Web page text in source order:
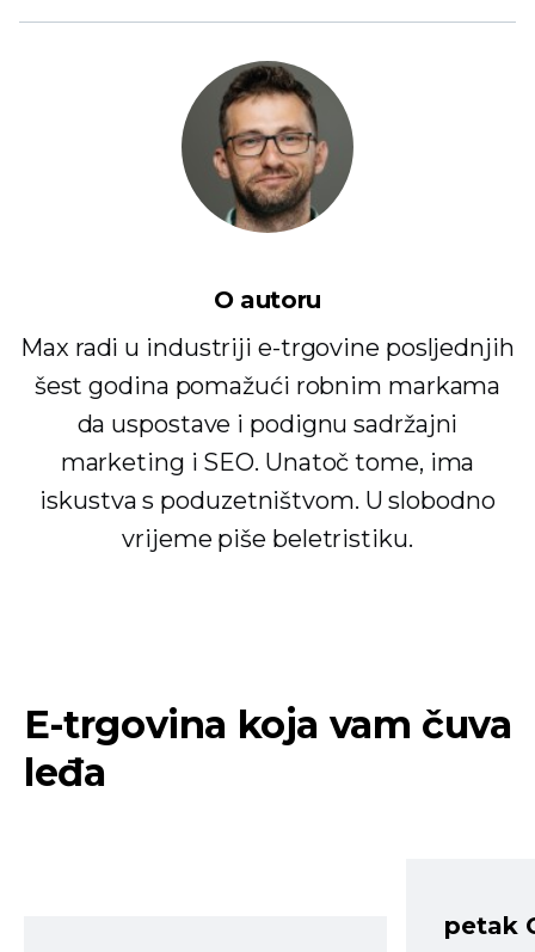
O autoru
Max radi u industriji e-trgovine posljednjih
šest godina pomažući robnim markama
da uspostave i podignu sadržajni
marketing i SEO. Unatoč tome, ima
iskustva s poduzetništvom. U slobodno
vrijeme piše beletristiku.
E-trgovina koja vam čuva
leđa
petak